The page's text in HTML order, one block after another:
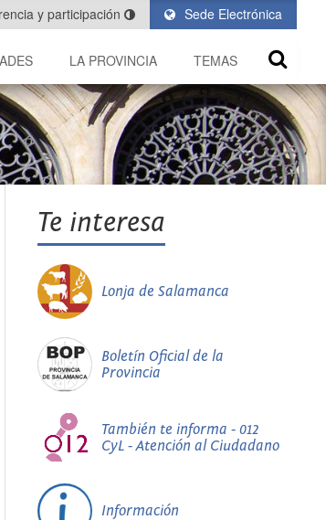
Sede Electrónica
y participación
LA PROVINCIA TEMAS
Te interesa
Lonja de Salamanca
Boletín Oficial de la
Provincia
También te informa - 012
CyL - Atención al Ciudadano
Información